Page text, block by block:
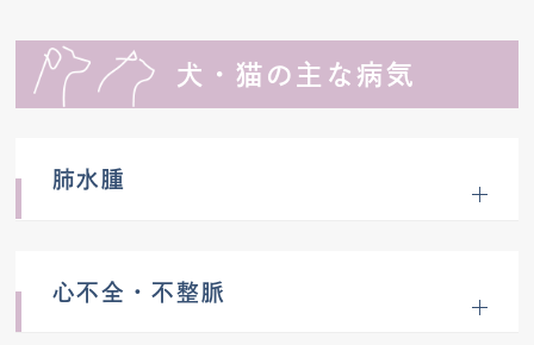
犬・猫の主な病気
肺水腫
心不全・不整脈